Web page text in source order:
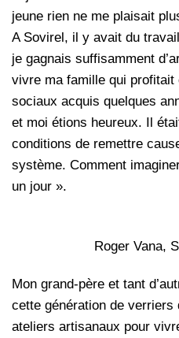
jeune rien ne me plaisait
A Sovirel, il y avait du
je gagnais suffisamment
vivre ma famille qui profitait
sociaux acquis quelques
et moi étions heureux. Il
conditions de remettre
système. Comment
un jour ».
Roger Vana,
Mon grand-père et tant
cette génération de
ateliers artisanaux pour